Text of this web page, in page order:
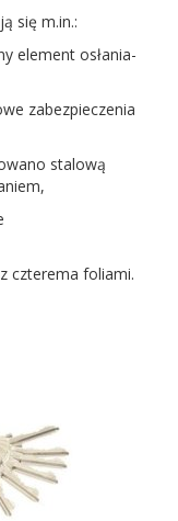
się m.in.:
ele­ment osła­ni­a­
zabez­pieczenia
stalową
czterema foliami.